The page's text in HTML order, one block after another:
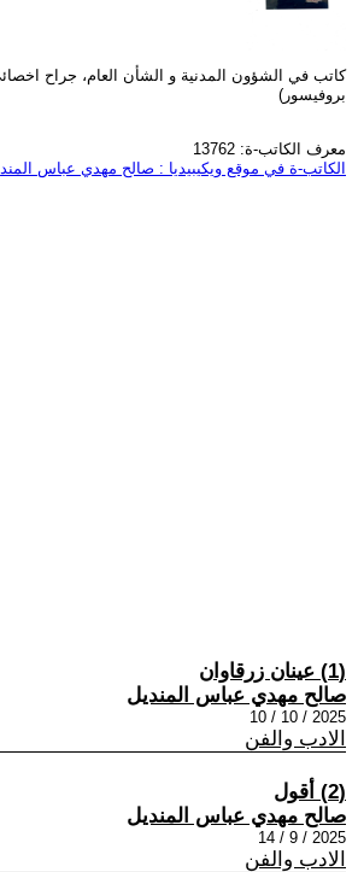
كاتب في الشؤون المدنية و الشأن العام، جراح
بروفيسور)
معرف الكاتب-ة: 13762
الكاتب-ة في موقع ويكيبيديا : صالح مهدي عباس
(1) عينان زرقاوان
صالح مهدي عباس المنديل
2025 / 10 / 10
الادب والفن
(2) أقول
صالح مهدي عباس المنديل
2025 / 9 / 14
الادب والفن